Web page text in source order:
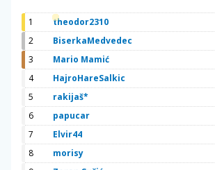
1 theodor2310
2
BiserkaMedvedec
3
Mario Mamić
4
HajroHareSalkic
5
rakijaš*
6
papucar
7
Elvir44
8
morisy